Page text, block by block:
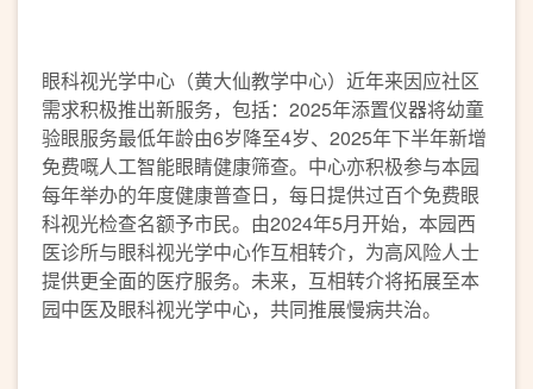
眼科视光学中心（黄大仙教学中心）近年来因应社区
需求积极推出新服务，包括：2025年添置仪器将幼童
验眼服务最低年龄由6岁降至4岁、2025年下半年新增
免费嘅人工智能眼睛健康筛查。中心亦积极参与本园
每年举办的年度健康普查日，每日提供过百个免费眼
科视光检查名额予市民。由2024年5月开始，本园西
医诊所与眼科视光学中心作互相转介，为高风险人士
提供更全面的医疗服务。未来，互相转介将拓展至本
园中医及眼科视光学中心，共同推展慢病共治。